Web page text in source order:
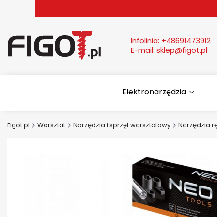
Infolinia: +48691473912
E-mail: sklep@figot.pl
Elektronarzędzia
Figot.pl Warsztat Narzędzia i sprzęt warsztatowy Narzędzia